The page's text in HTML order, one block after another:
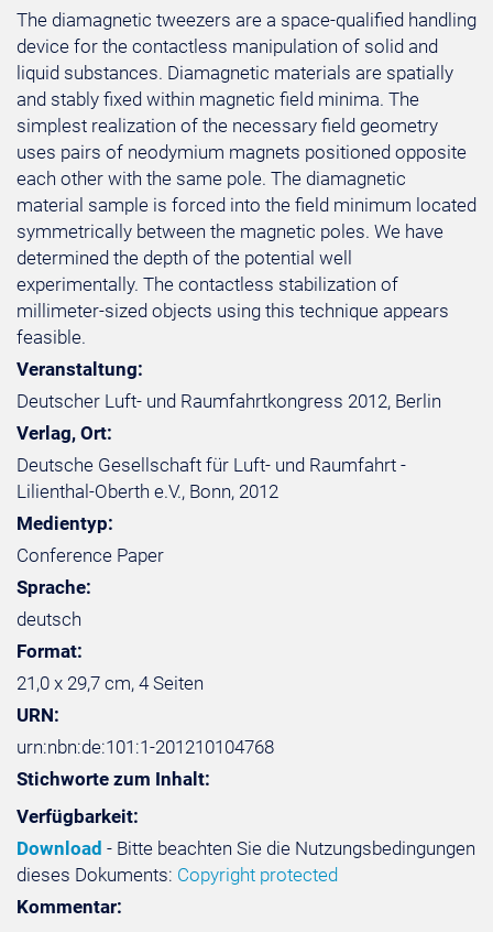
The diamagnetic tweezers are a space-qualified handling
device for the contactless manipulation of solid and
liquid substances. Diamagnetic materials are spatially
and stably fixed within magnetic field minima. The
simplest realization of the necessary field geometry
uses pairs of neodymium magnets positioned opposite
each other with the same pole. The diamagnetic
material sample is forced into the field minimum located
symmetrically between the magnetic poles. We have
determined the depth of the potential well
experimentally. The contactless stabilization of
millimeter-sized objects using this technique appears
feasible.
Veranstaltung:
Deutscher Luft- und Raumfahrtkongress 2012, Berlin
Verlag, Ort:
Deutsche Gesellschaft für Luft- und Raumfahrt -
Lilienthal-Oberth e.V., Bonn, 2012
Medientyp:
Conference Paper
Sprache:
deutsch
Format:
21,0 x 29,7 cm, 4 Seiten
URN:
urn:nbn:de:101:1-201210104768
Stichworte zum Inhalt:
Verfügbarkeit:
Download - Bitte beachten Sie die Nutzungsbedingungen
dieses Dokuments: Copyright protected
Kommentar: